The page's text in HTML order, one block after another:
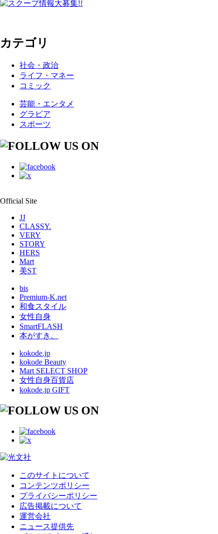
カテゴリ
社会・政治
ライフ・マネー
コミック
芸能・エンタメ
グラビア
スポーツ
Official Site
JJ
CLASSY.
VERY
STORY
HERS
Mart
美ST
bis
Premium-K.net
和食スタイル
女性自身
SmartFLASH
本がすき。
kokode.jp
kokode Beauty
Mart SELECT SHOP
女性自身百貨店
kokode.jp GIFT
このサイトについて
コンテンツポリシー
プライバシーポリシー
広告掲載について
運営会社
ニュース提供先